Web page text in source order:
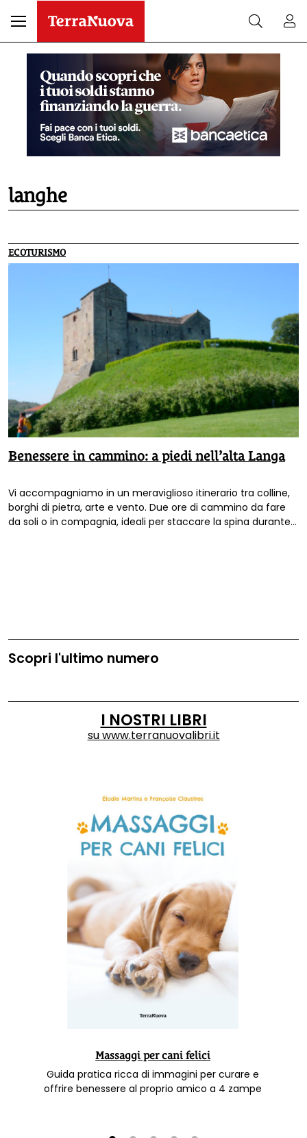
langhe
ECOTURISMO
Benessere in cammino: a piedi nell’alta Langa
Vi accompagniamo in un meraviglioso itinerario tra colline,
borghi di pietra, arte e vento. Due ore di cammino da fare
da soli o in compagnia, ideali per staccare la spina durante
Scopri l'ultimo numero
I NOSTRI LIBRI
suwww.terranuovalibri.it
Massaggi per cani felici
Guida pratica ricca di immagini per curare e
offrire benessere al proprio amico a 4 zampe